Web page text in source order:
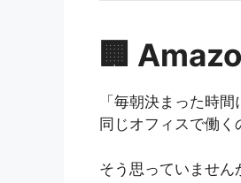
🏢
「毎朝決まった時間
同じオフィスで働く
そう思っていません